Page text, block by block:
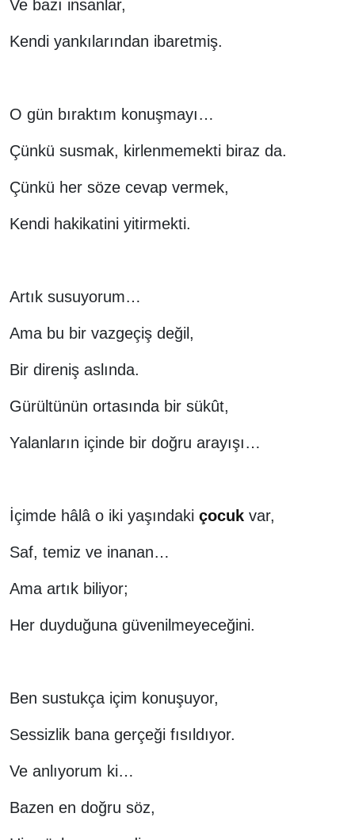
Ve bazı insanlar,
Kendi yankılarından ibaretmiş.
O gün bıraktım konuşmayı…
Çünkü susmak, kirlenmemekti biraz da.
Çünkü her söze cevap vermek,
Kendi hakikatini yitirmekti.
Artık susuyorum…
Ama bu bir vazgeçiş değil,
Bir direniş aslında.
Gürültünün ortasında bir sükût,
Yalanların içinde bir doğru arayışı…
İçimde hâlâ o iki yaşındaki çocuk var,
Saf, temiz ve inanan…
Ama artık biliyor;
Her duyduğuna güvenilmeyeceğini.
Ben sustukça içim konuşuyor,
Sessizlik bana gerçeği fısıldıyor.
Ve anlıyorum ki…
Bazen en doğru söz,